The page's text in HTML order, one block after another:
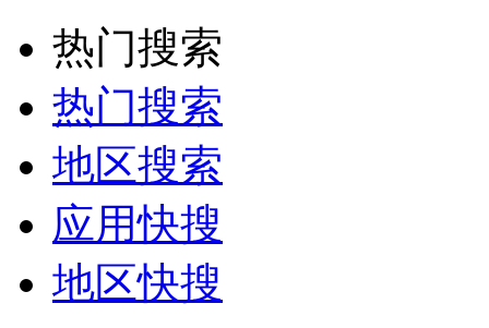
热门搜索
热门搜索
地区搜索
应用快搜
地区快搜